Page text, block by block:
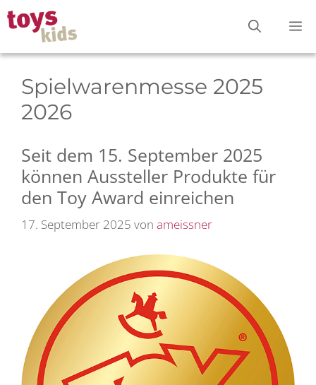
Zum
Inhalt
springen
Spielwarenmesse 2025
2026
Seit dem 15. September 2025
können Aussteller Produkte für
den Toy Award einreichen
17. September 2025 von ameissner